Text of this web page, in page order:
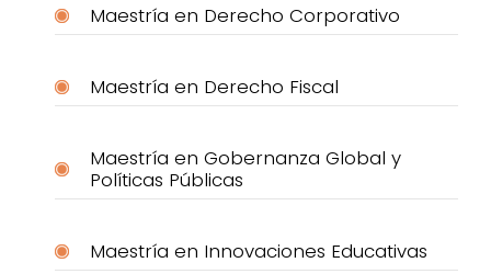
Maestría en Derecho Corporativo
Maestría en Derecho Fiscal
Maestría en Gobernanza Global y
Políticas Públicas
Maestría en Innovaciones Educativas